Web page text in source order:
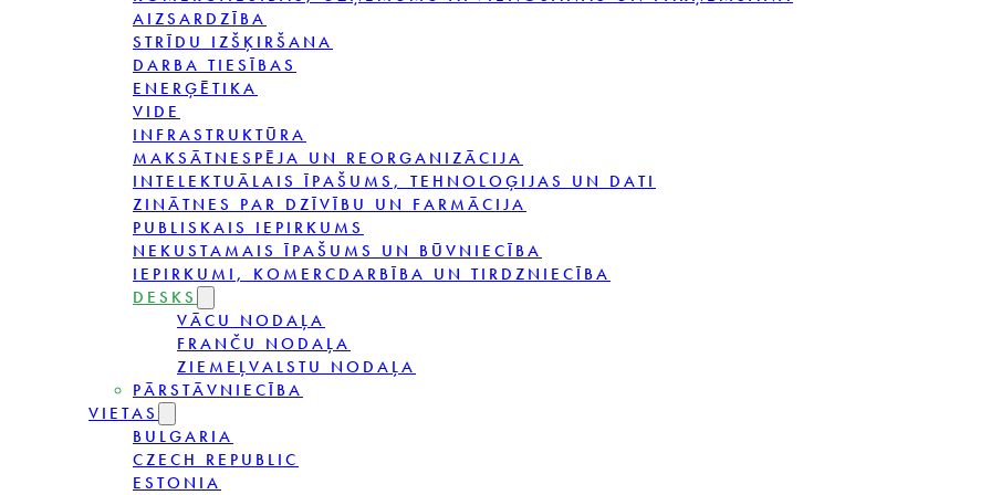
AIZSARDZĪBA
STRĪDU IZŠĶIRŠANA
DARBA TIESĪBAS
ENERĢĒTIKA
VIDE
INFRASTRUKTŪRA
MAKSĀTNESPĒJA UN REORGANIZĀCIJA
INTELEKTUĀLAIS ĪPAŠUMS, TEHNOLOĢIJAS UN DATI
ZINĀTNES PAR DZĪVĪBU UN FARMĀCIJA
PUBLISKAIS IEPIRKUMS
NEKUSTAMAIS ĪPAŠUMS UN BŪVNIECĪBA
IEPIRKUMI, KOMERCDARBĪBA UN TIRDZNIECĪBA
DESKS
VĀCU NODAĻA
FRANČU NODAĻA
ZIEMEĻVALSTU NODAĻA
PĀRSTĀVNIECĪBA
VIETAS
BULGARIA
CZECH REPUBLIC
ESTONIA